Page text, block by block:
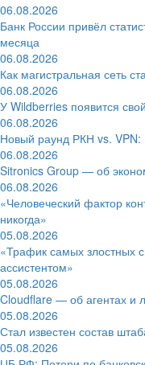
06.08.2026
Банк России привёл
месяца
06.08.2026
Как магистральная сеть
06.08.2026
У Wildberries появится
06.08.2026
Новый раунд РКН vs. VPN:
06.08.2026
Sitronics Group — об
06.08.2026
«Человеческий фактор
никогда»
05.08.2026
«Трафик самых злостных
ассистентом»
05.08.2026
Cloudflare — об агентах и
05.08.2026
Стал известен состав
05.08.2026